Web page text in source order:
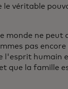
le véritable
monde ne peut
pas encore
l'esprit humain
que la famille